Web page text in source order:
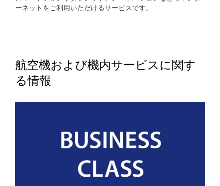
ーネットをご利用いただけるサービスです。
航空機および機内サービスに関す
る情報